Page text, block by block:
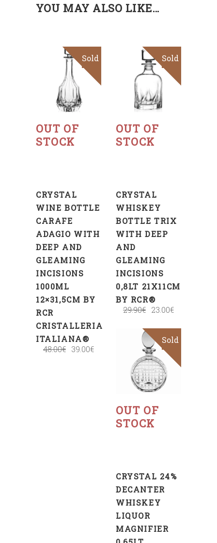
YOU MAY ALSO LIKE…
Sale
OUT OF
STOCK
Sold
Read
CRYSTAL
WINE BOTTLE
CARAFE
ADAGIO WITH
DEEP AND
GLEAMING
INCISIONS
1000ML
12×31,5CM BY
RCR
CRISTALLERIA
ITALIANA®
48.00€ 39.00€
Sale
OUT OF
STOCK
Sold
Read
CRYSTAL
WHISKEY
BOTTLE TRIX
WITH DEEP
AND
GLEAMING
INCISIONS
0,8LT 21X11CM
BY RCR®
29.90€ 23.00€
Sale
OUT OF
STOCK
Sold
Read
CRYSTAL 24%
DECANTER
WHISKEY
LIQUOR
MAGNIFIER